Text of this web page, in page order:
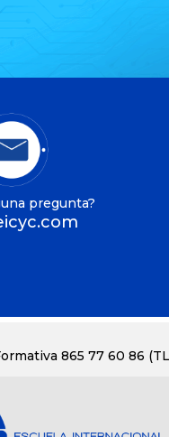
pregunta?
865 77 60 86